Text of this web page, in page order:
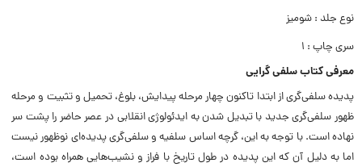
نوع جلد : شومیز
سری چاپ : 1
معرفی کتاب سلفی گرایی
پدیده سلفی‌گری از ابتدا تاکنون چهار مرحله پیدایش، بلوغ، تحمیل و تثبیت و مرحله
ظهور سلفی‌گری جدید با تبدیل شدن به ایدئولوژی انقلابی در عصر حاضر را پشت سر
نهاده است. با توجه به این، گرچه اساس سلفیه و سلفی‌گری پدیده‌ای نوظهور نیست
اما به دلیل آن که این پدیده در طول تاریخ با فراز و نشیب‌هایی همراه بوده است،